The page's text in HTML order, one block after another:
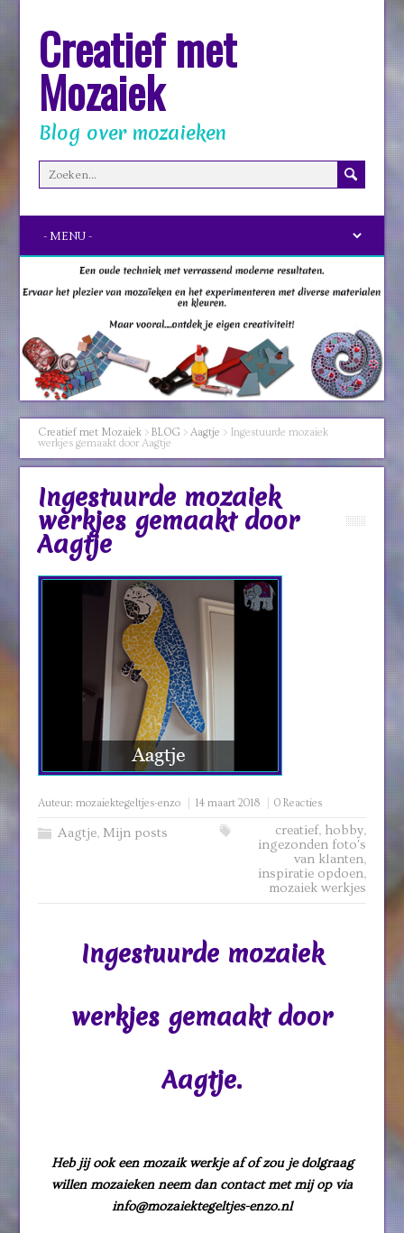
Creatief met
Mozaiek
Blog over mozaieken
Creatief met Mozaiek >BLOG >Aagtje > Ingestuurde mozaiek
werkjes gemaakt door Aagtje
Ingestuurde mozaiek
werkjes gemaakt door
Aagtje
Auteur:mozaiektegeltjes-enzo 14 maart 2018 0 Reacties
Aagtje,Mijn posts creatief, hobby,
ingezonden foto's
van klanten,
inspiratie opdoen,
mozaiek werkjes
Ingestuurde mozaiek
werkjes gemaakt door
Aagtje.
Heb jij ook een mozaik werkje af of zou je dolgraag
willen mozaieken neem dan contact met mij op via
info@mozaiektegeltjes-enzo.nl